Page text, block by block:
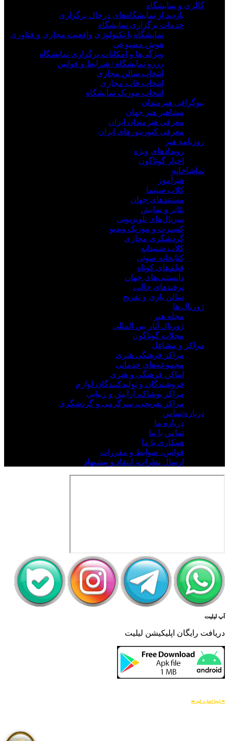
گالری و نمایشگاه
بازدید از نمایشگاه‌های درحال برگزاری
خدمات برگزاری نمایشگاه
نمایشگاه با تکنولوژی واقعیت مجازی و فناوری
هوش مصنوعی
ویژگی‌ها و امکانات برگزاری نمایشگاه
رزرو نمایشگاه / شرایط و قوانین
انتخاب سالن مجازی
انتخاب قاب مجازی
انتخاب موزیک نمایشگاه
بیوگرافی هنرمندان
مشاهیر هنر جهان
معرفی هنرمندان ایران
معرفی کیوریتورهای ایران
روزنامه هنر
رویدادهای ویژه
اخبار گوناگون
تماشاخانه
هنرآموز
کلاب سینما
مستندهای جهان
تئاتر و نمایش
سریال‌های تلویزیونی
کنسرت و موزیک ویدیو
گردشگری مجازی
کلاب شنیدانه
کتابخانه صوتی
فیلم‌های کوتاه
دانستنی‌های جهان
ترفندهای جالب
سالن بازی و تفریح
ژورنال ها
مجله هنر
ژورنال آثار بین المللی
مجلات گوناگون
مراکز و مشاغل
مراکز فرهنگی هنری
مجموعه‌های خدماتی
اماکن فرهنگی و هنری
فروشندگان و تولیدکنندگان لوازم
مراکز پوشاک، آرایش و زیبایی
مراکز تفریحی، سرگرمی و گردشگری
درباره/تماس
درباره ما
تماس با ما
همکاری با ما
قوانین، ضوابط و مقررات
ارسال نظرات، انتقاد و پیشنهاد
اَپ لیلیت
دریافت رایگان اپلیکیشن لیلیت
⬅️ اینجا اشاره کنید ➡️